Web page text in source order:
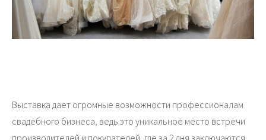
Выставка дает огромные возможности профессионалам
свадебного бизнеса, ведь это уникальное место встречи